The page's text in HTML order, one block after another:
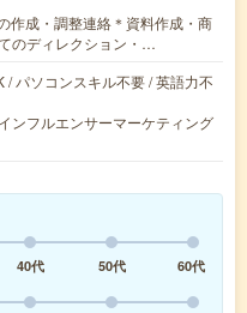
作成・調整連絡＊資料作成・商
のディレクション・…
/ パソコンスキル不要 / 英語力不
ンフルエンサーマーケティング
40代 50代
60代